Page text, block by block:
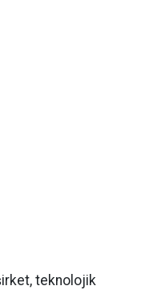
teknolojik